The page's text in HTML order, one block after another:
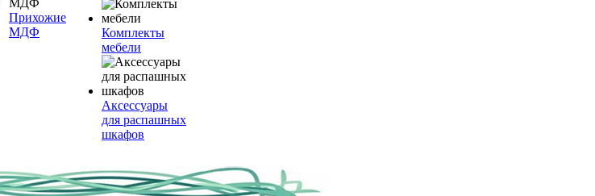
Прихожие
МДФ
Комплекты
мебели
Аксессуары
для распашных
шкафов